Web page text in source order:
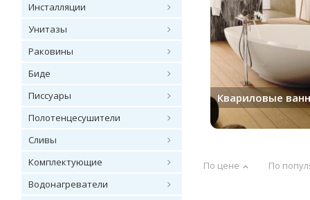
Квариловые
По цене По
Инсталляции
Унитазы
Раковины
Биде
Писсуары
Полотенцесушители
Сливы
Комплектующие
Водонагреватели